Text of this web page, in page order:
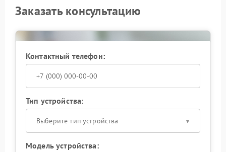
Заказать консультацию
Контактный телефон:
Тип устройства:
Выберите тип устройства
Модель устройства: